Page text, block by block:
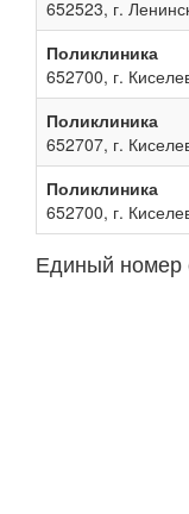
652523, г.
Поликлиника
652700, г.
Поликлиника
652707, г.
Поликлиника
652700, г.
Единый номер